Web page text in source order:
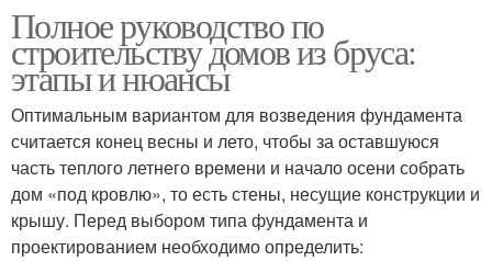
Полное руководство по
строительству домов из бруса:
этапы и нюансы
Оптимальным вариантом для возведения фундамента
считается конец весны и лето, чтобы за оставшуюся
часть теплого летнего времени и начало осени собрать
дом «под кровлю», то есть стены, несущие конструкции и
крышу. Перед выбором типа фундамента и
проектированием необходимо определить: